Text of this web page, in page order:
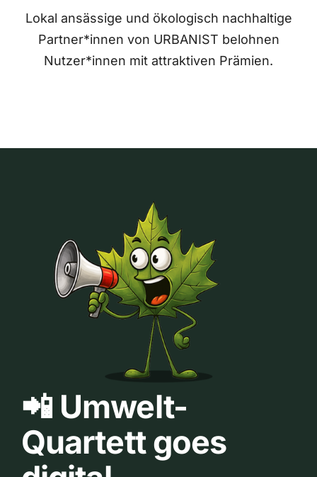
Lokal ansässige und ökologisch nachhaltige
Partner*innen von URBANIST belohnen
Nutzer*innen mit attraktiven Prämien.
📲 Umwelt-
Quartett goes